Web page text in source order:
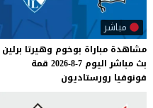
مباشر
مشاهدة مباراة بوخوم وهيرتا برلين
بث مباشر اليوم 7-8-2026
قمة
فونوفيا رورستاديون